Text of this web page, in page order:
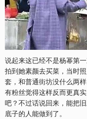
说起来这已经不是杨幂第
拍到她素颜去买菜，当时
套，和普通街坊没什么两
有粉丝觉得这样反而更真
吧？不过话说回来，能把
底子的人能做到了。